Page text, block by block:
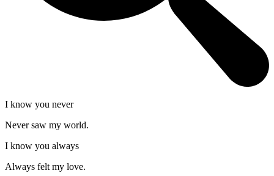
I know you never
Never saw my world.
I know you always
Always felt my love.